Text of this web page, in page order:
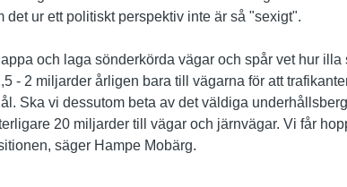
det ur ett politiskt perspektiv inte är så "sexigt".
och laga sönderkörda vägar och spår vet hur illa
- 2 miljarder årligen bara till vägarna för att
Ska vi dessutom beta av det väldiga
20 miljarder till vägar och järnvägar. Vi får
säger Hampe Mobärg.